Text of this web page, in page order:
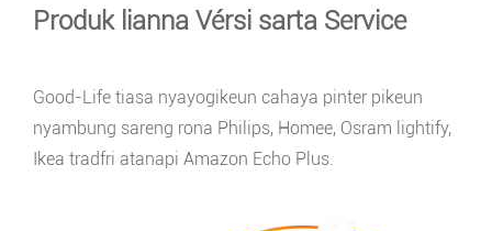
Produk lianna Vérsi sarta Service
Good-Life tiasa nyayogikeun cahaya pinter pikeun
nyambung sareng rona Philips, Homee, Osram lightify,
Ikea tradfri atanapi Amazon Echo Plus.